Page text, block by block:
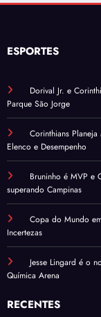
ESPORTES
Dorival Jr. e
Parque São Jorge
Corinthians
Elenco e Desempenho
Bruninho é MVP e
superando Campinas
Copa do Mundo
Incertezas
Jesse Lingard é o
Química Arena
RECENTES